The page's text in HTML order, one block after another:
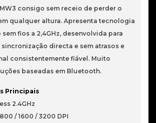
consigo sem receio de perder o
qualquer altura. Apresenta tecnologia
fios a 2,4GHz, desenvolvida para
sincronização directa e sem atrasos e
consistentemente fiável. Muito
baseadas em Bluetooth.
Principais
2.4GHz
/ 1600 / 3200 DPI